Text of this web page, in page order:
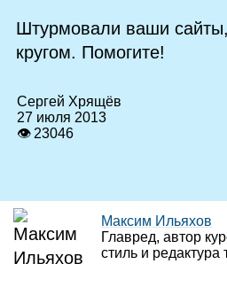
Штурмовали ваши
кругом. Помогите!
Сергей Хрящёв
27 июля 2013
👁 23046
Максим Ильяхов
Главред, автор
стиль и редактура